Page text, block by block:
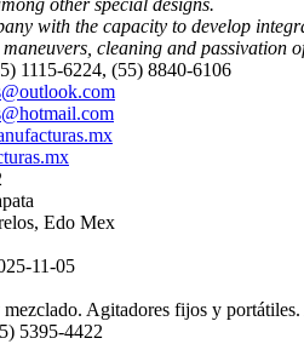
with the capacity to develop
cleaning and passivation
1115-6224, (55) 8840-6106
Edo Mex
11-05
Agitadores fijos y
5395-4422